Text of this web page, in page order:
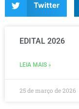
Twitter
EDITAL 2026
LEIA MAIS »
25 de março de 2026